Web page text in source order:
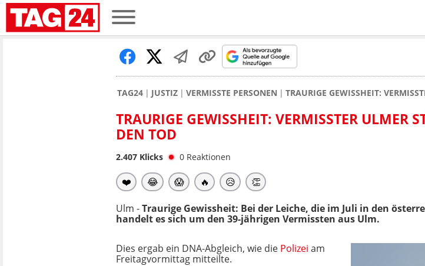
TAG24 JUSTIZ VERMISSTE PERSONEN TRAURIGE GEWISSHEIT:
TRAURIGE GEWISSHEIT: VERMISSTER ULMER
DEN TOD
2.407 Klicks 0 Reaktionen
❤️ 😂 😱 🔥 😥 👏
Ulm -Traurige Gewissheit: Bei der Leiche, die im Juli in den
handelt es sich um den 39-jährigen Vermissten aus Ulm.
Dies ergab ein DNA-Abgleich, wie die Polizei am
Freitagvormittag mitteilte.